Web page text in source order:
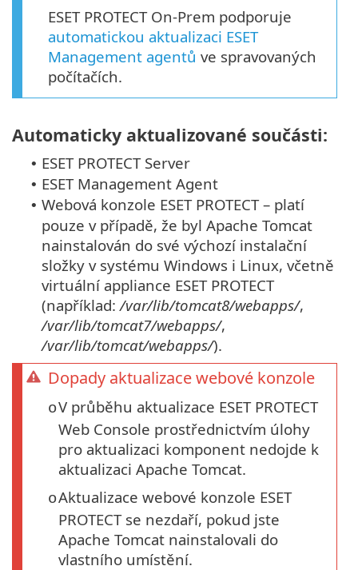
ESET PROTECT On-Prem podporuje
automatickou aktualizaci ESET
Management agentů ve spravovaných
počítačích.
Automaticky aktualizované součásti:
• ESET PROTECT Server
• ESET Management Agent
• Webová konzole ESET PROTECT – platí
pouze v případě, že byl Apache Tomcat
nainstalován do své výchozí instalační
složky v systému Windows i Linux, včetně
virtuální appliance ESET PROTECT
(například: /var/lib/tomcat8/webapps/,
/var/lib/tomcat7/webapps/,
/var/lib/tomcat/webapps/).
Dopady aktualizace webové konzole
oV průběhu aktualizace ESET PROTECT
Web Console prostřednictvím úlohy
pro aktualizaci komponent nedojde k
aktualizaci Apache Tomcat.
oAktualizace webové konzole ESET
PROTECT se nezdaří, pokud jste
Apache Tomcat nainstalovali do
vlastního umístění.